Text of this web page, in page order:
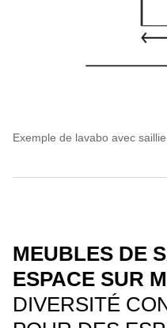
Exemple de lavabo avec
MEUBLES DE
ESPACE SUR
DIVERSITÉ